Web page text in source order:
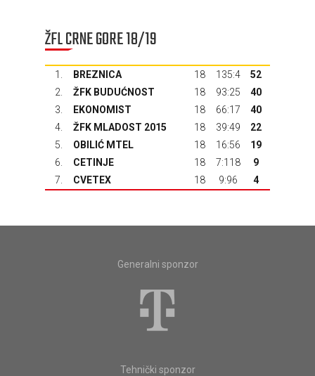
ŽFL CRNE GORE 18/19
1. BREZNICA 18 135:4
52
2.
ŽFK BUDUĆNOST 18 93:25
40
3.
EKONOMIST 18 66:17
40
4.
ŽFK MLADOST 2015 18 39:49
22
5.
OBILIĆ MTEL 18 16:56
19
6.
CETINJE 18 7:118
9
7.
CVETEX 18 9:96 4
Generalni sponzor
Tehnički sponzor